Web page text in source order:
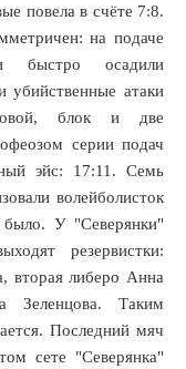
повела в счёте 7:8.
на подаче
быстро осадили
убийственные атаки
блок и две
серии подач
эйс: 17:11. Семь
волейболисток
У "Северянки"
резервистки:
вторая либеро Анна
Зеленцова. Таким
Последний мяч
сете "Северянка"